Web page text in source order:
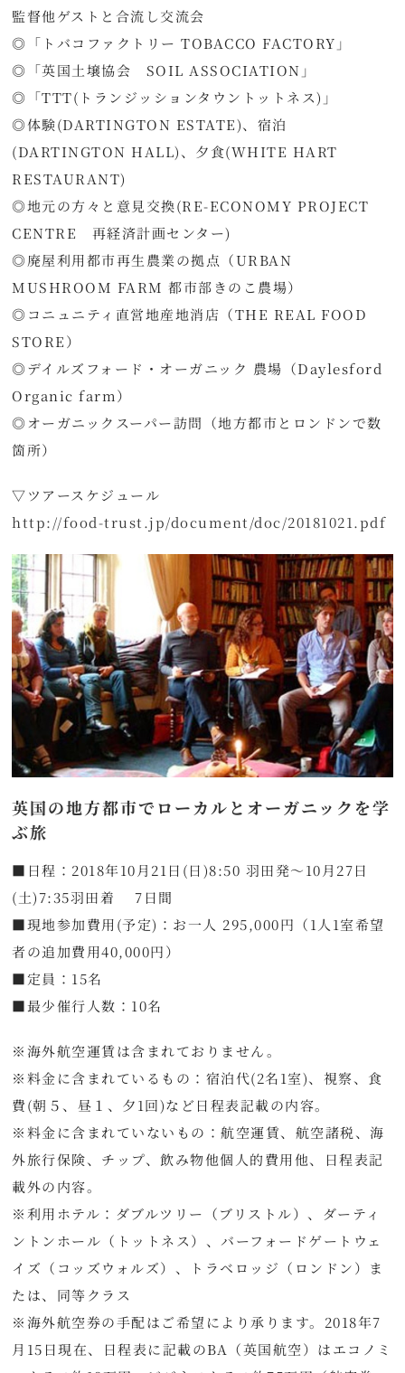
監督他ゲストと合流し交流会
◎「トバコファクトリー TOBACCO FACTORY」
◎「英国土壌協会 SOIL ASSOCIATION」
◎「TTT(トランジッションタウントットネス)」
◎体験(DARTINGTON ESTATE)、宿泊
(DARTINGTON HALL)、夕食(WHITE HART
RESTAURANT)
◎地元の方々と意見交換(RE-ECONOMY PROJECT
CENTRE 再経済計画センター)
◎廃屋利用都市再生農業の拠点（URBAN
MUSHROOM FARM 都市部きのこ農場）
◎コニュニティ直営地産地消店（THE REAL FOOD
STORE）
◎デイルズフォード・オーガニック 農場（Daylesford
Organic farm）
◎オーガニックスーパー訪問（地方都市とロンドンで数
箇所）
▽ツアースケジュール
http://food-trust.jp/document/doc/20181021.pdf
英国の地方都市でローカルとオーガニックを学
ぶ旅
■日程：2018年10月21日(日)8:50 羽田発～10月27日
(土)7:35羽田着 7日間
■現地参加費用(予定)：お一人 295,000円（1人1室希望
者の追加費用40,000円）
■定員：15名
■最少催行人数：10名
※海外航空運賃は含まれておりません。
※料金に含まれているもの：宿泊代(2名1室)、視察、食
費(朝５、昼１、夕1回)など日程表記載の内容。
※料金に含まれていないもの：航空運賃、航空諸税、海
外旅行保険、チップ、飲み物他個人的費用他、日程表記
載外の内容。
※利用ホテル：ダブルツリー（ブリストル）、ダーティ
ントンホール（トットネス）、バーフォードゲートウェ
イズ（コッズウォルズ）、トラベロッジ（ロンドン）ま
たは、同等クラス
※海外航空券の手配はご希望により承ります。2018年7
月15日現在、日程表に記載のBA（英国航空）はエコノミ